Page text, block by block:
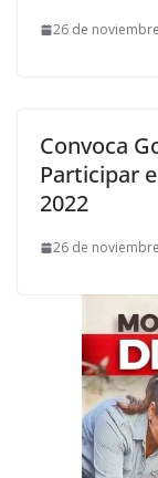
26 de
Convoca
Participar
2022
26 de